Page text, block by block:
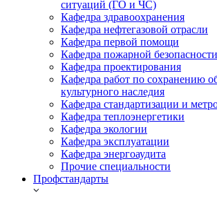
ситуаций (ГО и ЧС)
Кафедра здравоохранения
Кафедра нефтегазовой отрасли
Кафедра первой помощи
Кафедра пожарной безопасности
Кафедра проектирования
Кафедра работ по сохранению
культурного наследия
Кафедра стандартизации и
Кафедра теплоэнергетики
Кафедра экологии
Кафедра эксплуатации
Кафедра энергоаудита
Прочие специальности
Профстандарты